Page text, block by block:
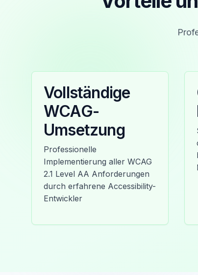
Vollständige
WCAG-
Umsetzung
Professionelle
Implementierung aller WCAG
2.1 Level AA Anforderungen
durch erfahrene Accessibility-
Entwickler